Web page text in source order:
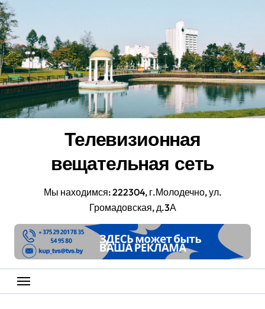
Перейти
к
содержанию
Телевизионная
вещательная сеть
Мы находимся: 222304, г.Молодечно, ул.
Громадовская, д.3А